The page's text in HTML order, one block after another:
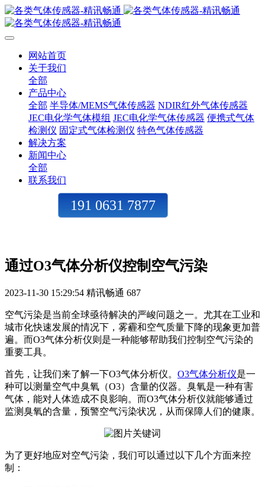
网站首页
关于我们
全部
产品中心
全部 半导体/MEMS气体传感器 NDIR红外气体传感器
JEC电化学气体模组 JEC电化学气体传感器 便携式气体
检测仪 固定式气体检测仪 特色气体传感器
解决方案
新闻中心
全部
联系我们
191 0631 7877
通过O3气体分析仪控制空气污染
2023-11-30 15:29:54 精讯畅通 687
空气污染是当前全球亟待解决的严峻问题之一。尤其在工业和
城市化快速发展的情况下，雾霾和空气质量下降的现象更加普
遍。而O3气体分析仪则是一种能够帮助我们控制空气污染的
重要工具。
首先，让我们来了解一下O3气体分析仪。 O3气体分析仪是一
种可以测量空气中臭氧（O3）含量的仪器。臭氧是一种有害
气体，能对人体造成不良影响。而O3气体分析仪就能够通过
监测臭氧的含量，预警空气污染状况，从而保障人们的健康。
为了更好地应对空气污染，我们可以通过以下几个方面来控
制：